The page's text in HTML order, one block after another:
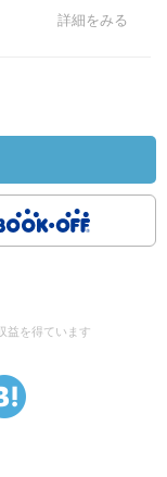
詳細をみる
益を得ています